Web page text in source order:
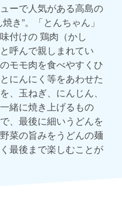
ーで人気がある高島の
き”。「とんちゃん」
付けの 鶏肉（かし
呼んで親しまれてい
モモ肉を食べやすくひ
にんにく等をあわせた
、玉ねぎ、にんじん、
緒に焼き上げるもの
、最後に細いうどんを
菜の旨みをうどんの麺
最後まで楽しむことが